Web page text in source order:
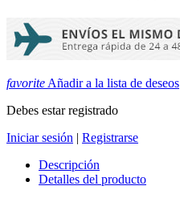
favorite Añadir a la lista de deseos
Debes estar registrado
Iniciar sesión | Registrarse
Descripción
Detalles del producto